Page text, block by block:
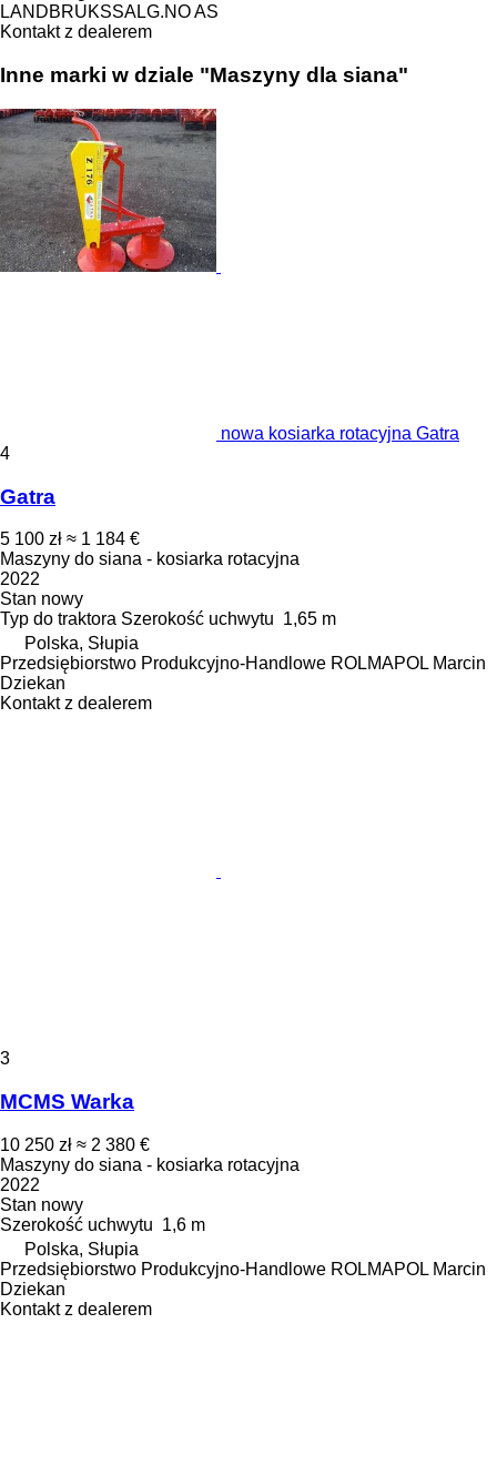
LANDBRUKSSALG.NO AS
Kontakt z dealerem
Inne marki w dziale "Maszyny dla siana"
nowa kosiarka rotacyjna Gatra
4
Gatra
5 100 zł ≈ 1 184 €
Maszyny do siana - kosiarka rotacyjna
2022
Stan nowy
Typ do traktora Szerokość uchwytu 1,65 m
Polska, Słupia
Przedsiębiorstwo Produkcyjno-Handlowe ROLMAPOL Marcin
Dziekan
Kontakt z dealerem
3
MCMS Warka
10 250 zł ≈ 2 380 €
Maszyny do siana - kosiarka rotacyjna
2022
Stan nowy
Szerokość uchwytu 1,6 m
Polska, Słupia
Przedsiębiorstwo Produkcyjno-Handlowe ROLMAPOL Marcin
Dziekan
Kontakt z dealerem